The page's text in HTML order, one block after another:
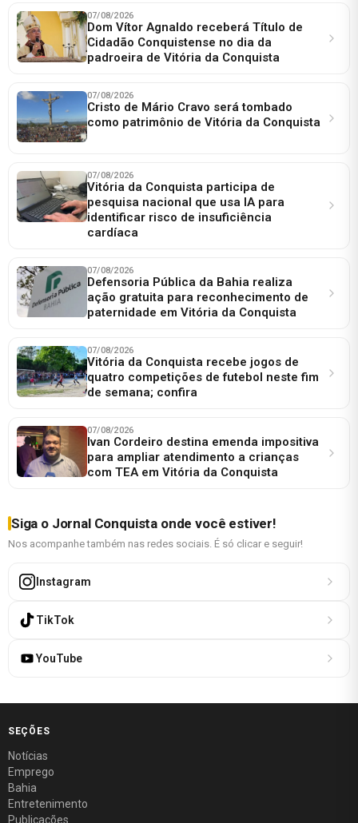
07/08/2026
Dom Vítor Agnaldo receberá Título de
Cidadão Conquistense no dia da
padroeira de Vitória da Conquista
07/08/2026
Cristo de Mário Cravo será tombado
como patrimônio de Vitória da Conquista
07/08/2026
Vitória da Conquista participa de
pesquisa nacional que usa IA para
identificar risco de insuficiência
cardíaca
07/08/2026
Defensoria Pública da Bahia realiza
ação gratuita para reconhecimento de
paternidade em Vitória da Conquista
07/08/2026
Vitória da Conquista recebe jogos de
quatro competições de futebol neste fim
de semana; confira
07/08/2026
Ivan Cordeiro destina emenda impositiva
para ampliar atendimento a crianças
com TEA em Vitória da Conquista
Siga o Jornal Conquista onde você estiver!
Nos acompanhe também nas redes sociais. É só clicar e seguir!
Instagram
TikTok
YouTube
SEÇÕES
Notícias
Emprego
Bahia
Entretenimento
Publicações